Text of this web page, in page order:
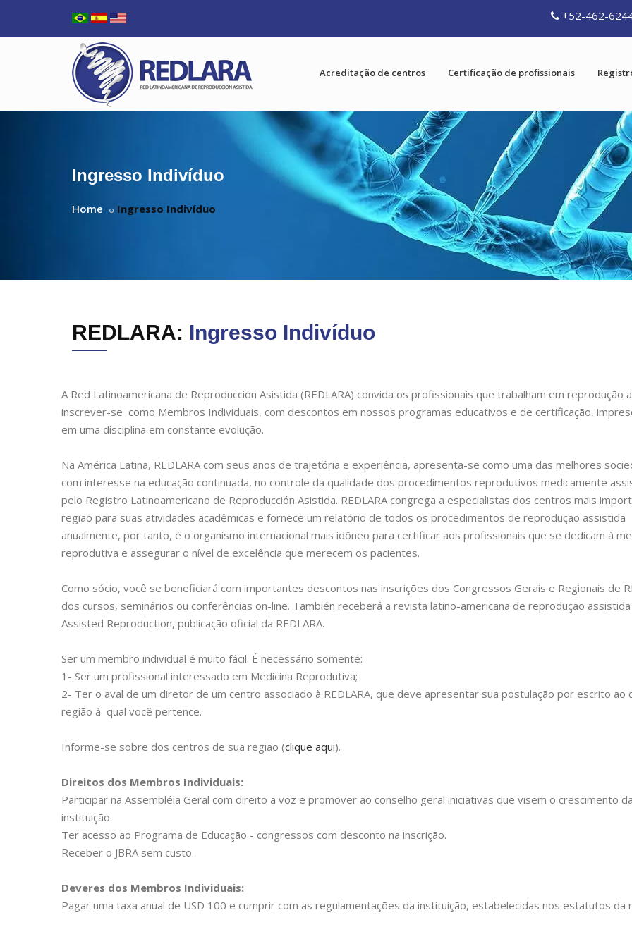
+52-462-
Acreditação de centros Certificação de profissionais
Ingresso Indivíduo
Home Ingresso Indivíduo
REDLARA: Ingresso Indivíduo
A Red Latinoamericana de Reproducción Asistida (REDLARA) convida os profissionais que trabalham em reprodução
inscrever-se como Membros Individuais, com descontos em nossos programas educativos e de certificação,
em uma disciplina em constante evolução.
Na América Latina, REDLARA com seus anos de trajetória e experiência, apresenta-se como uma das melhores
com interesse na educação continuada, no controle da qualidade dos procedimentos reprodutivos medicamente
pelo Registro Latinoamericano de Reproducción Asistida. REDLARA congrega a especialistas dos centros mais
região para suas atividades acadêmicas e fornece um relatório de todos os procedimentos de reprodução assistida
anualmente, por tanto, é o organismo internacional mais idôneo para certificar aos profissionais que se dedicam à
reprodutiva e assegurar o nível de excelência que merecem os pacientes.
Como sócio, você se beneficiará com importantes descontos nas inscrições dos Congressos Gerais e Regionais de
dos cursos, seminários ou conferências on-line. También receberá a revista latino-americana de reprodução assistida
Assisted Reproduction, publicação oficial da REDLARA.
Ser um membro individual é muito fácil. É necessário somente:
1- Ser um profissional interessado em Medicina Reprodutiva;
2- Ter o aval de um diretor de um centro associado à REDLARA, que deve apresentar sua postulação por escrito ao
região à qual você pertence.
Informe-se sobre dos centros de sua região (clique aqui).
Direitos dos Membros Individuais:
Participar na Assembléia Geral com direito a voz e promover ao conselho geral iniciativas que visem o crescimento
instituição.
Ter acesso ao Programa de Educação - congressos com desconto na inscrição.
Receber o JBRA sem custo.
Deveres dos Membros Individuais:
Pagar uma taxa anual de USD 100 e cumprir com as regulamentações da instituição, estabelecidas nos estatutos da